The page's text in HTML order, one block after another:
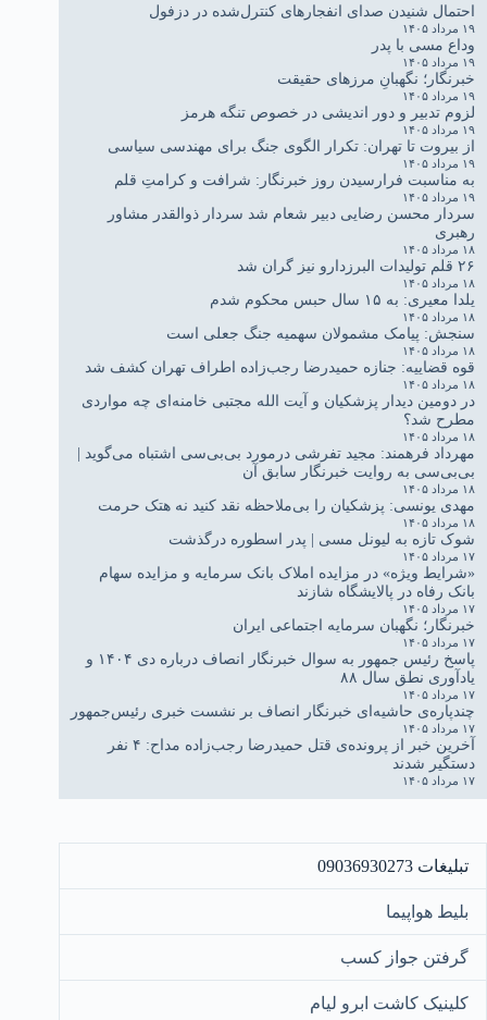
احتمال شنیدن صدای انفجارهای کنترل‌شده در دزفول
۱۹ مرداد ۱۴۰۵
وداع مسی با پدر
۱۹ مرداد ۱۴۰۵
خبرنگار؛ نگهبانِ مرزهای حقیقت
۱۹ مرداد ۱۴۰۵
لزوم تدبیر و دور اندیشی در خصوص تنگه هرمز
۱۹ مرداد ۱۴۰۵
از بیروت تا تهران: تکرار الگوی جنگ برای مهندسی سیاسی
۱۹ مرداد ۱۴۰۵
به مناسبت فرارسیدن روز خبرنگار: شرافت و کرامتِ قلم
۱۹ مرداد ۱۴۰۵
سردار محسن رضایی دبیر شعام شد سردار ذوالقدر مشاور
رهبری
۱۸ مرداد ۱۴۰۵
۲۶ قلم تولیدات البرزدارو نیز گران شد
۱۸ مرداد ۱۴۰۵
یلدا معیری: به ۱۵ سال حبس محکوم شدم
۱۸ مرداد ۱۴۰۵
سنجش: پیامک مشمولان سهمیه جنگ جعلی است
۱۸ مرداد ۱۴۰۵
قوه قضاییه: جنازه حمیدرضا رجب‌زاده اطراف تهران کشف شد
۱۸ مرداد ۱۴۰۵
در دومین دیدار پزشکیان و آیت الله مجتبی خامنه‌ای چه مواردی
مطرح شد؟
۱۸ مرداد ۱۴۰۵
مهرداد فرهمند: مجید تفرشی درمورد بی‌بی‌سی اشتباه می‌گوید |
بی‌بی‌سی به روایت خبرنگار سابق آن
۱۸ مرداد ۱۴۰۵
مهدی یونسی: پزشکیان را بی‌ملاحظه نقد کنید نه هتک حرمت
۱۸ مرداد ۱۴۰۵
شوک تازه به لیونل مسی | پدر اسطوره درگذشت
۱۷ مرداد ۱۴۰۵
«شرایط ویژه» در مزایده املاک بانک سرمایه و مزایده سهام
بانک رفاه در پالایشگاه شازند
۱۷ مرداد ۱۴۰۵
خبرنگار؛ نگهبان سرمایه اجتماعی ایران
۱۷ مرداد ۱۴۰۵
پاسخ رئیس جمهور به سوال خبرنگار انصاف درباره دی ۱۴۰۴ و
یادآوری نطق سال ۸۸
۱۷ مرداد ۱۴۰۵
چندپاره‌ی حاشیه‌ای خبرنگار انصاف بر نشست خبری رئیس‌جمهور
۱۷ مرداد ۱۴۰۵
آخرین خبر از پرونده‌ی قتل حمیدرضا رجب‌زاده مداح: ۴ نفر
دستگیر شدند
۱۷ مرداد ۱۴۰۵
تبلیغات 09036930273
بلیط هواپیما
گرفتن جواز کسب
کلینیک کاشت ابرو لیام